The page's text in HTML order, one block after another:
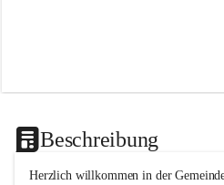
Beschreibung
Herzlich willkommen in der